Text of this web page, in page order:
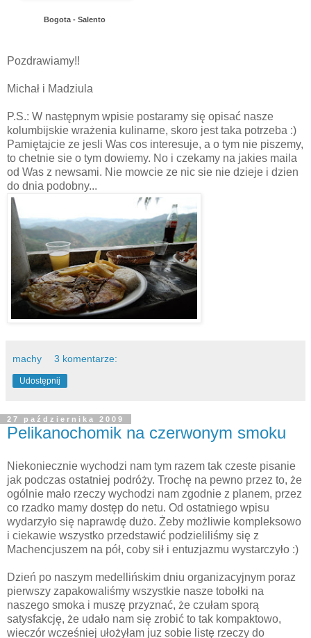
Bogota - Salento
Pozdrawiamy!!
Michał i Madziula
P.S.: W następnym wpisie postaramy się opisać nasze
kolumbijskie wrażenia kulinarne, skoro jest taka potrzeba :)
Pamiętajcie ze jesli Was cos interesuje, a o tym nie piszemy,
to chetnie sie o tym dowiemy. No i czekamy na jakies maila
od Was z newsami. Nie mowcie ze nic sie nie dzieje i dzien
do dnia podobny...
machy 3 komentarze:
Udostępnij
27 października 2009
Pelikanochomik na czerwonym smoku
Niekoniecznie wychodzi nam tym razem tak czeste pisanie
jak podczas ostatniej podróży. Trochę na pewno przez to, że
ogólnie mało rzeczy wychodzi nam zgodnie z planem, przez
co rzadko mamy dostęp do netu. Od ostatniego wpisu
wydarzyło się naprawdę dużo. Żeby możliwie kompleksowo
i ciekawie wszystko przedstawić podzieliliśmy się z
Machencjuszem na pół, coby sił i entuzjazmu wystarczyło :)
Dzień po naszym medellińskim dniu organizacyjnym poraz
pierwszy zapakowaliśmy wszystkie nasze tobołki na
naszego smoka i muszę przyznać, że czułam sporą
satysfakcję, że udało nam się zrobić to tak kompaktowo,
wieczór wcześniej ułożyłam juz sobie listę rzeczy do